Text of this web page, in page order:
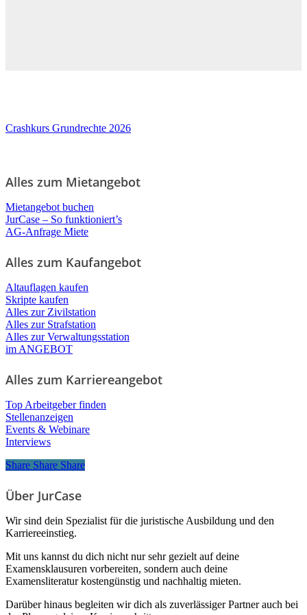
Crashkurs Grundrechte 2026
Alles zum Mietangebot
Mietangebot buchen
JurCase – So funktioniert’s
AG-Anfrage Miete
Alles zum Kaufangebot
Altauflagen kaufen
Skripte kaufen
Alles zur Zivilstation
Alles zur Strafstation
Alles zur Verwaltungsstation
im ANGEBOT
Alles zum Karriereangebot
Top Arbeitgeber finden
Stellenanzeigen
Events & Webinare
Interviews
Share
Share Share Share
Über JurCase
Wir sind dein Spezialist für die juristische Ausbildung und den
Karriereeinstieg.
Mit uns kannst du dich nicht nur sehr gezielt auf deine
Examensklausuren vorbereiten, sondern auch deine
Examensliteratur kostengünstig und nachhaltig mieten.
Darüber hinaus begleiten wir dich als zuverlässiger Partner auch bei